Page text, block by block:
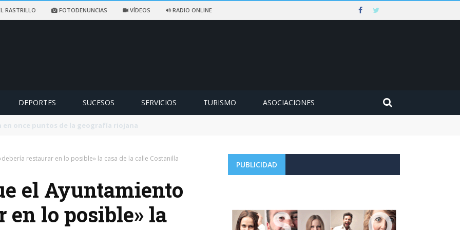
RASTRILLO FOTODENUNCIAS VÍDEOS RADIO ONLINE
DEPORTES SUCESOS SERVICIOS TURISMO ASOCIACIONES
en un sendero de Ezcaray
restaurar en lo posible» la casa de la calle Costanilla
el Ayuntamiento
en lo posible» la
PUBLICIDAD